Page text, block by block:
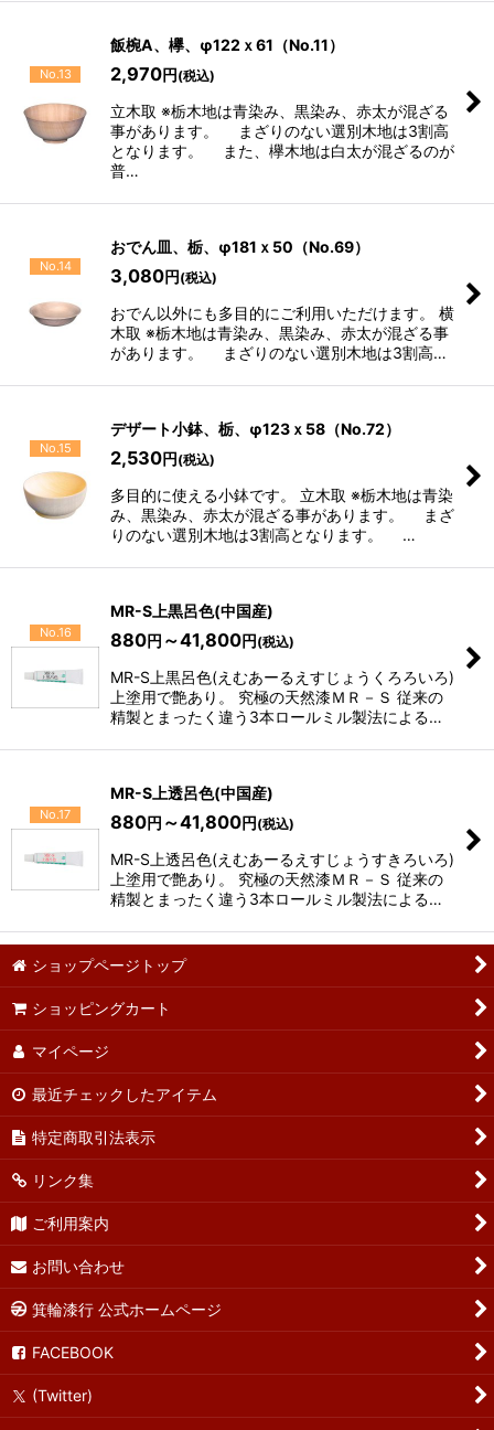
No.13
飯椀A、欅、φ122ｘ61（No.11）
2,970円(税込)
立木取 ※栃木地は青染み、黒染み、赤太が混ざる
事があります。 まざりのない選別木地は3割高
となります。 また、欅木地は白太が混ざるのが
普…
No.14
おでん皿、栃、φ181ｘ50（No.69）
3,080円(税込)
おでん以外にも多目的にご利用いただけます。 横
木取 ※栃木地は青染み、黒染み、赤太が混ざる事
があります。 まざりのない選別木地は3割高…
No.15
デザート小鉢、栃、φ123ｘ58（No.72）
2,530円(税込)
多目的に使える小鉢です。 立木取 ※栃木地は青染
み、黒染み、赤太が混ざる事があります。 まざ
りのない選別木地は3割高となります。 …
No.16
MR-S上黒呂色(中国産)
880円 ～41,800円(税込)
MR-S上黒呂色(えむあーるえすじょうくろろいろ)
上塗用で艶あり。 究極の天然漆ＭＲ－Ｓ 従来の
精製とまったく違う3本ロールミル製法による…
No.17
MR-S上透呂色(中国産)
880円 ～41,800円(税込)
MR-S上透呂色(えむあーるえすじょうすきろいろ)
上塗用で艶あり。 究極の天然漆ＭＲ－Ｓ 従来の
精製とまったく違う3本ロールミル製法による…
ショップページトップ
ショッピングカート
マイページ
最近チェックしたアイテム
特定商取引法表示
リンク集
ご利用案内
お問い合わせ
箕輪漆行 公式ホームページ
FACEBOOK
(Twitter)